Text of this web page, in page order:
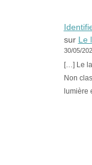
sur Le
30/05/
[…] Le
Non
lumière